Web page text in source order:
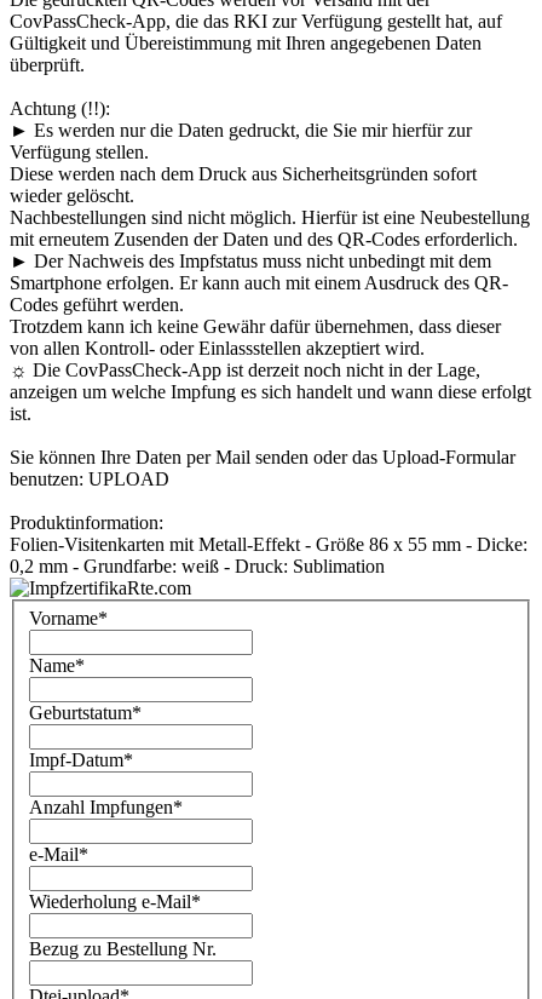
CovPassCheck-App, die das RKI zur Verfügung gestellt hat, auf
Gültigkeit und Übereistimmung mit Ihren angegebenen Daten
überprüft.
Achtung (!!):
► Es werden nur die Daten gedruckt, die Sie mir hierfür zur
Verfügung stellen.
Diese werden nach dem Druck aus Sicherheitsgründen sofort
wieder gelöscht.
Nachbestellungen sind nicht möglich. Hierfür ist eine Neubestellung
mit erneutem Zusenden der Daten und des QR-Codes erforderlich.
► Der Nachweis des Impfstatus muss nicht unbedingt mit dem
Smartphone erfolgen. Er kann auch mit einem Ausdruck des QR-
Codes geführt werden.
Trotzdem kann ich keine Gewähr dafür übernehmen, dass dieser
von allen Kontroll- oder Einlassstellen akzeptiert wird.
☼ Die CovPassCheck-App ist derzeit noch nicht in der Lage,
anzeigen um welche Impfung es sich handelt und wann diese erfolgt
ist.
Sie können Ihre Daten per Mail senden oder das Upload-Formular
benutzen: UPLOAD
Produktinformation:
Folien-Visitenkarten mit Metall-Effekt - Größe 86 x 55 mm - Dicke:
0,2 mm - Grundfarbe: weiß - Druck: Sublimation
Vorname*
Name*
Geburtstatum*
Impf-Datum*
Anzahl Impfungen*
e-Mail*
Wiederholung e-Mail*
Bezug zu Bestellung Nr.